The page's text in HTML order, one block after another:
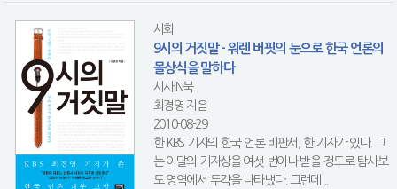
사회
9시의 거짓말 - 워렌 버핏의 눈으로 한국 언론의
몰상식을 말하다
시사IN북
최경영 지음
2010-08-29
한 KBS 기자의 한국 언론 비판서, 한 기자가 있다. 그
는 이달의 기자상을 여섯 번이나 받을 정도로 탐사보
도 영역에서 두각을 나타냈다. 그런데...